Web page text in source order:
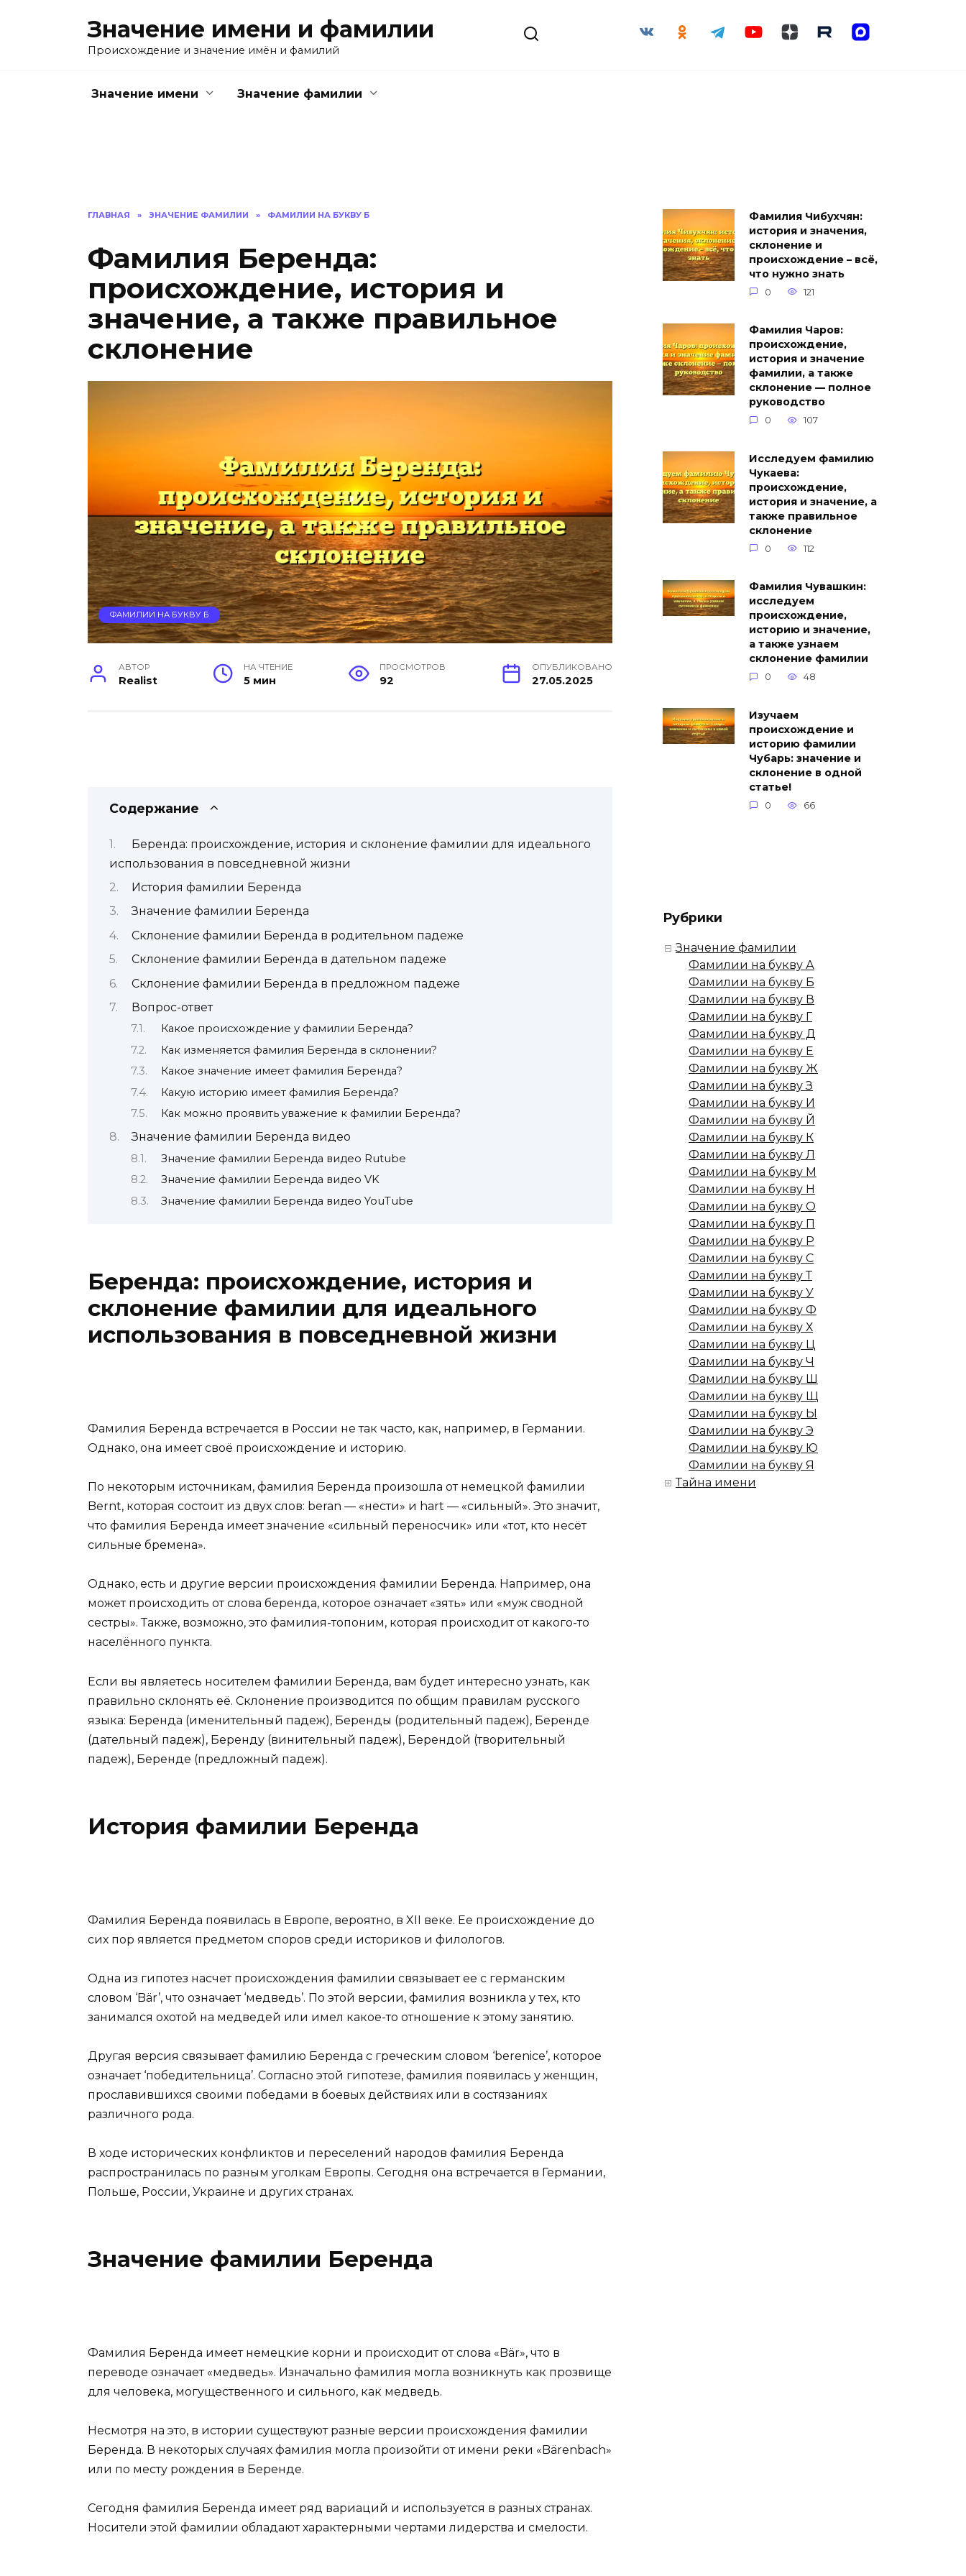
Значение имени и фамилии
Происхождение и значение имён и фамилий
Значение имени Значение фамилии
ГЛАВНАЯ » ЗНАЧЕНИЕ ФАМИЛИИ » ФАМИЛИИ НА БУКВУ Б
Фамилия Беренда:
происхождение, история и
значение, а также правильное
склонение
ФАМИЛИИ НА БУКВУ Б
АВТОР
Realist
НА ЧТЕНИЕ
5 мин
ПРОСМОТРОВ
92
ОПУБЛИКОВАНО
27.05.2025
Содержание
Беренда: происхождение, история и склонение фамилии для идеального
использования в повседневной жизни
История фамилии Беренда
Значение фамилии Беренда
Склонение фамилии Беренда в родительном падеже
Склонение фамилии Беренда в дательном падеже
Склонение фамилии Беренда в предложном падеже
Вопрос-ответ
Какое происхождение у фамилии Беренда?
Как изменяется фамилия Беренда в склонении?
Какое значение имеет фамилия Беренда?
Какую историю имеет фамилия Беренда?
Как можно проявить уважение к фамилии Беренда?
Значение фамилии Беренда видео
Значение фамилии Беренда видео Rutube
Значение фамилии Беренда видео VK
Значение фамилии Беренда видео YouTube
Беренда: происхождение, история и
склонение фамилии для идеального
использования в повседневной жизни
Фамилия Беренда встречается в России не так часто, как, например, в Германии.
Однако, она имеет своё происхождение и историю.
По некоторым источникам, фамилия Беренда произошла от немецкой фамилии
Bernt, которая состоит из двух слов: beran — «нести» и hart — «сильный». Это значит,
что фамилия Беренда имеет значение «сильный переносчик» или «тот, кто несёт
сильные бремена».
Однако, есть и другие версии происхождения фамилии Беренда. Например, она
может происходить от слова беренда, которое означает «зять» или «муж сводной
сестры». Также, возможно, это фамилия-топоним, которая происходит от какого-то
населённого пункта.
Если вы являетесь носителем фамилии Беренда, вам будет интересно узнать, как
правильно склонять её. Склонение производится по общим правилам русского
языка: Беренда (именительный падеж), Беренды (родительный падеж), Беренде
(дательный падеж), Беренду (винительный падеж), Берендой (творительный
падеж), Беренде (предложный падеж).
История фамилии Беренда
Фамилия Беренда появилась в Европе, вероятно, в XII веке. Ее происхождение до
сих пор является предметом споров среди историков и филологов.
Одна из гипотез насчет происхождения фамилии связывает ее с германским
словом ‘Bär’, что означает ‘медведь’. По этой версии, фамилия возникла у тех, кто
занимался охотой на медведей или имел какое-то отношение к этому занятию.
Другая версия связывает фамилию Беренда с греческим словом ‘berenice’, которое
означает ‘победительница’. Согласно этой гипотезе, фамилия появилась у женщин,
прославившихся своими победами в боевых действиях или в состязаниях
различного рода.
В ходе исторических конфликтов и переселений народов фамилия Беренда
распространилась по разным уголкам Европы. Сегодня она встречается в Германии,
Польше, России, Украине и других странах.
Значение фамилии Беренда
Фамилия Беренда имеет немецкие корни и происходит от слова «Bär», что в
переводе означает «медведь». Изначально фамилия могла возникнуть как прозвище
для человека, могущественного и сильного, как медведь.
Несмотря на это, в истории существуют разные версии происхождения фамилии
Беренда. В некоторых случаях фамилия могла произойти от имени реки «Bärenbach»
или по месту рождения в Беренде.
Сегодня фамилия Беренда имеет ряд вариаций и используется в разных странах.
Носители этой фамилии обладают характерными чертами лидерства и смелости.
Фамилия Чибухчян:
история и значения,
склонение и
происхождение – всё,
что нужно знать
0 121
Фамилия Чаров:
происхождение,
история и значение
фамилии, а также
склонение — полное
руководство
0 107
Исследуем фамилию
Чукаева:
происхождение,
история и значение, а
также правильное
склонение
0 112
Фамилия Чувашкин:
исследуем
происхождение,
историю и значение,
а также узнаем
склонение фамилии
0 48
Изучаем
происхождение и
историю фамилии
Чубарь: значение и
склонение в одной
статье!
0 66
Рубрики
Значение фамилии
Фамилии на букву А
Фамилии на букву Б
Фамилии на букву В
Фамилии на букву Г
Фамилии на букву Д
Фамилии на букву Е
Фамилии на букву Ж
Фамилии на букву З
Фамилии на букву И
Фамилии на букву Й
Фамилии на букву К
Фамилии на букву Л
Фамилии на букву М
Фамилии на букву Н
Фамилии на букву О
Фамилии на букву П
Фамилии на букву Р
Фамилии на букву С
Фамилии на букву Т
Фамилии на букву У
Фамилии на букву Ф
Фамилии на букву Х
Фамилии на букву Ц
Фамилии на букву Ч
Фамилии на букву Ш
Фамилии на букву Щ
Фамилии на букву Ы
Фамилии на букву Э
Фамилии на букву Ю
Фамилии на букву Я
Тайна имени